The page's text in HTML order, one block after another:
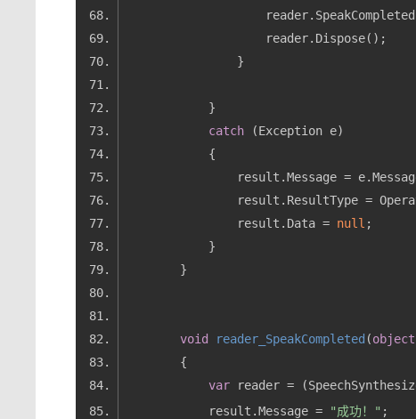
reader.SpeakCompleted
catch
result.Data = null
void reader_SpeakCompleted (object
var
result.Message =
"成功！"